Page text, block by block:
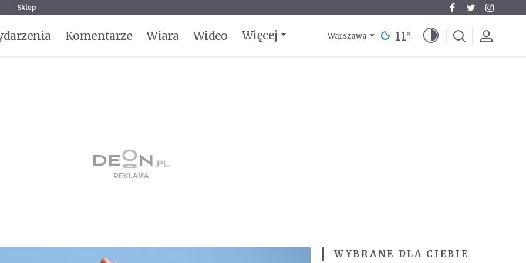
Sklep
Komentarze Wiara Wideo Więcej Warszawa 11°
WYBRANE DLA CIEBIE